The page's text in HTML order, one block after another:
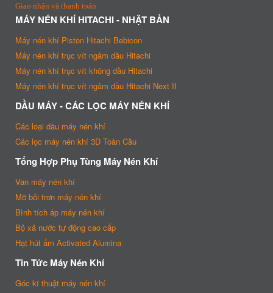
Giao nhận và thanh toán
MÁY NÉN KHÍ HITACHI - NHẬT BẢN
Máy nén khí Piston Hitachi Bebicon
Máy nén khí trục vít ngâm dầu Hitachi
Máy nén khí trục vít không dầu Hitachi
Máy nén khí trục vít ngâm dầu Hitachi Next II
DẦU MÁY - CÁC LỌC MÁY NÉN KHÍ
Các loại dầu máy nén khí
Các lọc máy nén khí 3D Toàn Cầu
Tổng Hợp Phụ Tùng Máy Nén Khí
Van máy nén khí
Mỡ bôi trơn máy nén khí
Bình tích áp máy nén khí
Bộ xả nước tự động cao cấp
Hạt hút ẩm Activated Alumina
Tin Tức Máy Nén Khí
Góc kĩ thuật máy nén khí